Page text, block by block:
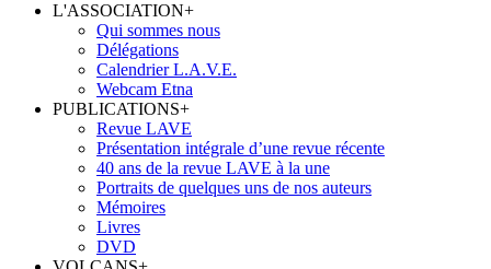
L'ASSOCIATION+
Qui sommes nous
Délégations
Calendrier L.A.V.E.
Webcam Etna
PUBLICATIONS+
Revue LAVE
Présentation intégrale d’une revue récente
40 ans de la revue LAVE à la une
Portraits de quelques uns de nos auteurs
Mémoires
Livres
DVD